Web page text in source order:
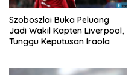
Szoboszlai Buka Peluang
Jadi Wakil Kapten Liverpool,
Tunggu Keputusan Iraola